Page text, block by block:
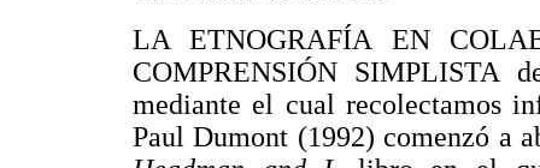
LA ETNOGRAFÍA EN
COMPRENSIÓN SIMPLISTA
mediante el cual recolectamos
Paul Dumont (1992) comenzó a